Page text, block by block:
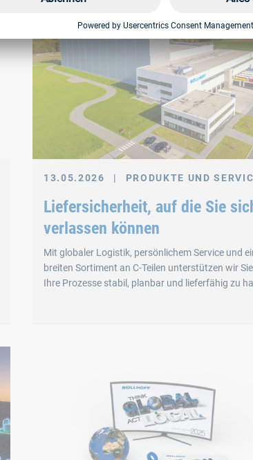
13.05.2026 | PRODUKTE UND
Liefersicherheit, auf die Sie
verlassen können
Mit globaler Logistik, persönlichem Service und
breiten Sortiment an C-Teilen unterstützen wir
Ihre Prozesse stabil, planbar und lieferfähig zu